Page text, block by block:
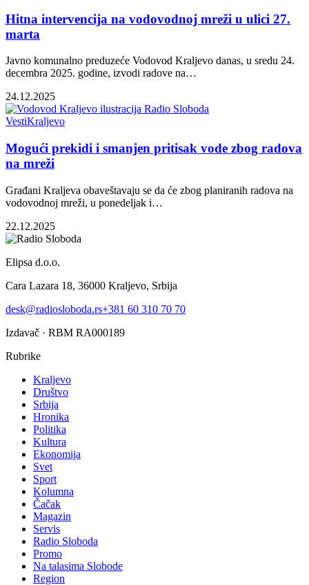
Hitna intervencija na vodovodnoj mreži u ulici 27.
marta
Javno komunalno preduzeće Vodovod Kraljevo danas, u sredu 24.
decembra 2025. godine, izvodi radove na…
24.12.2025
VestiKraljevo
Mogući prekidi i smanjen pritisak vode zbog radova
na mreži
Građani Kraljeva obaveštavaju se da će zbog planiranih radova na
vodovodnoj mreži, u ponedeljak i…
22.12.2025
Elipsa d.o.o.
Cara Lazara 18, 36000 Kraljevo, Srbija
desk@radiosloboda.rs+381 60 310 70 70
Izdavač · RBM RA000189
Rubrike
Kraljevo
Društvo
Srbija
Hronika
Politika
Kultura
Ekonomija
Svet
Sport
Kolumna
Čačak
Magazin
Servis
Radio Sloboda
Promo
Na talasima Slobode
Region